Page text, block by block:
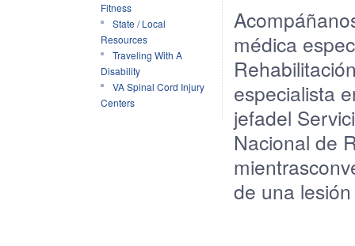
Fitness
State / Local
Resources
Traveling With A
Disability
VA Spinal Cord Injury
Centers
médica
especialista
jefadel
Nacional de
mientras
de una lesión